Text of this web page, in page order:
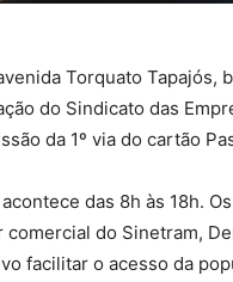
Torquato
do Sindicato das
da 1º via do cartão
das 8h às 18h.
do Sinetram,
facilitar o acesso da